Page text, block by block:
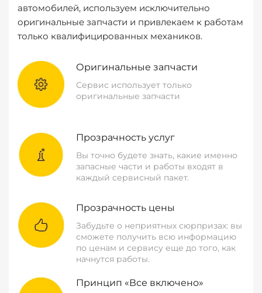
автомобилей, используем исключительно
оригинальные запчасти и привлекаем к работам
только квалифицированных механиков.
Оригинальные запчасти
Сервис использует только
оригинальные запчасти
Прозрачность услуг
Вы точно будете знать, какие именно
запасные части и работы входят в
каждый сервисный пакет.
Прозрачность цены
Забудьте о неприятных сюрпризах: вы
сможете получить всю информацию
по ценам и сервису еще до того, как
начнутся работы.
Принцип «Все включено»